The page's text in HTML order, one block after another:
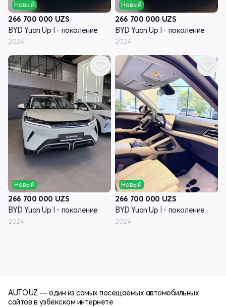
Новый
266 700 000 UZS
BYD Yuan Up I - поколение
2024
Новый
266 700 000 UZS
BYD Yuan Up I - поколение
2024
Новый
266 700 000 UZS
BYD Yuan Up I - поколение
2024
Новый
266 700 000 UZS
BYD Yuan Up I - поколение
2024
AUTO.UZ — один из самых посещаемых автомобильных
сайтов в узбекском интернете